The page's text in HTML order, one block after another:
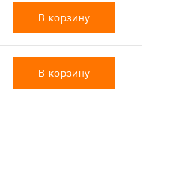
В корзину
В корзину